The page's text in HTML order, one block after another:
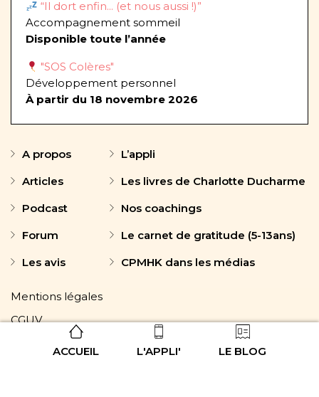
ACCUEIL L'APPLI' LE BLOG
“Il dort enfin... (et nous aussi !)”
Accompagnement sommeil
Disponible toute l’année
"SOS Colères"
Développement personnel
À partir du 18 novembre 2026
A propos
Articles
Podcast
Forum
L’appli
Les avis
Les livres de Charlotte Ducharme
Nos coachings
Le carnet de gratitude (5-13ans)
CPMHK dans les médias
Mentions légales
CGUV